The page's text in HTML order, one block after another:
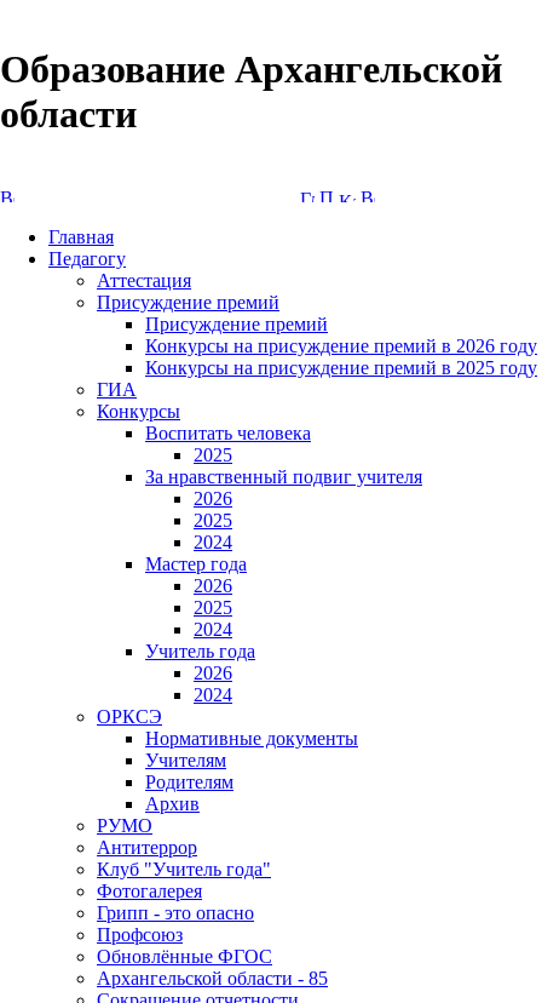
Образование Архангельской
области
Главная
Педагогу
Аттестация
Присуждение премий
Присуждение премий
Конкурсы на присуждение премий в 2026 году
Конкурсы на присуждение премий в 2025 году
ГИА
Конкурсы
Воспитать человека
2025
За нравственный подвиг учителя
2026
2025
2024
Мастер года
2026
2025
2024
Учитель года
2026
2024
ОРКСЭ
Нормативные документы
Учителям
Родителям
Архив
РУМО
Антитеррор
Клуб "Учитель года"
Фотогалерея
Грипп - это опасно
Профсоюз
Обновлённые ФГОС
Архангельской области - 85